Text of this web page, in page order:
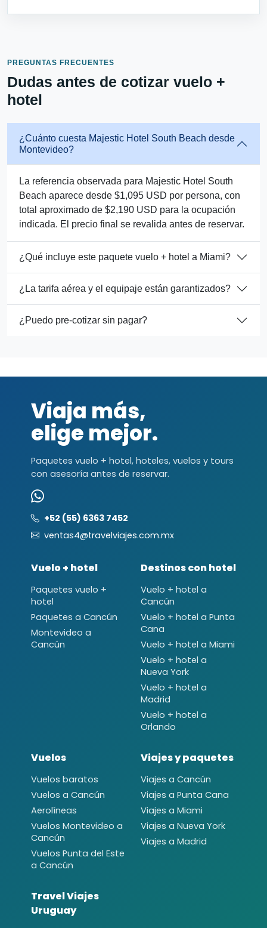
PREGUNTAS FRECUENTES
Dudas antes de cotizar vuelo +
hotel
¿Cuánto cuesta Majestic Hotel South Beach desde
Montevideo?
La referencia observada para Majestic Hotel South
Beach aparece desde $1,095 USD por persona, con
total aproximado de $2,190 USD para la ocupación
indicada. El precio final se revalida antes de reservar.
¿Qué incluye este paquete vuelo + hotel a Miami?
¿La tarifa aérea y el equipaje están garantizados?
¿Puedo pre-cotizar sin pagar?
Viaja más,
elige mejor.
Paquetes vuelo + hotel, hoteles, vuelos y tours
con asesoría antes de reservar.
+52 (55) 6363 7452
ventas4@travelviajes.com.mx
Vuelo + hotel
Paquetes vuelo +
hotel
Paquetes a Cancún
Montevideo a
Cancún
Destinos con hotel
Vuelo + hotel a
Cancún
Vuelo + hotel a Punta
Cana
Vuelo + hotel a Miami
Vuelo + hotel a
Nueva York
Vuelo + hotel a
Madrid
Vuelo + hotel a
Orlando
Vuelos
Vuelos baratos
Vuelos a Cancún
Aerolíneas
Vuelos Montevideo a
Cancún
Vuelos Punta del Este
a Cancún
Viajes y paquetes
Viajes a Cancún
Viajes a Punta Cana
Viajes a Miami
Viajes a Nueva York
Viajes a Madrid
Travel Viajes
Uruguay